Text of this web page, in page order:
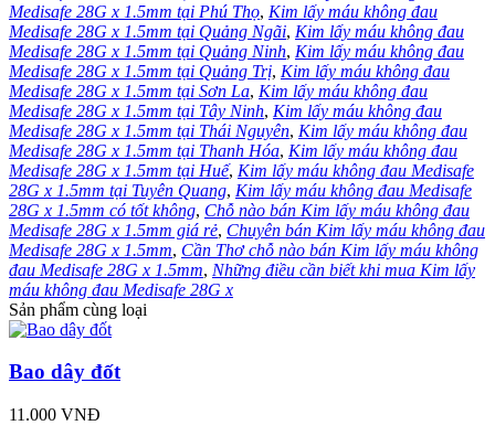
Medisafe 28G x 1.5mm tại Phú Thọ, Kim lấy máu không đau
Medisafe 28G x 1.5mm tại Quảng Ngãi, Kim lấy máu không đau
Medisafe 28G x 1.5mm tại Quảng Ninh, Kim lấy máu không đau
Medisafe 28G x 1.5mm tại Quảng Trị, Kim lấy máu không đau
Medisafe 28G x 1.5mm tại Sơn La, Kim lấy máu không đau
Medisafe 28G x 1.5mm tại Tây Ninh, Kim lấy máu không đau
Medisafe 28G x 1.5mm tại Thái Nguyên, Kim lấy máu không đau
Medisafe 28G x 1.5mm tại Thanh Hóa, Kim lấy máu không đau
Medisafe 28G x 1.5mm tại Huế, Kim lấy máu không đau Medisafe
28G x 1.5mm tại Tuyên Quang, Kim lấy máu không đau Medisafe
28G x 1.5mm có tốt không, Chỗ nào bán Kim lấy máu không đau
Medisafe 28G x 1.5mm giá rẻ, Chuyên bán Kim lấy máu không đau
Medisafe 28G x 1.5mm, Cần Thơ chỗ nào bán Kim lấy máu không
đau Medisafe 28G x 1.5mm, Những điều cần biết khi mua Kim lấy
máu không đau Medisafe 28G x
Sản phẩm cùng loại
Bao dây đốt
11.000 VNĐ